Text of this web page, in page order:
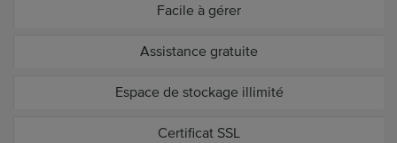
Facile à gérer
Assistance gratuite
Espace de stockage illimité
Certificat SSL